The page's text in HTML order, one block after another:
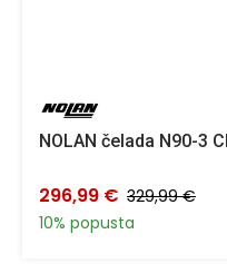
NOLAN čelada N90-3
296,99 € 329,99 €
10% popusta